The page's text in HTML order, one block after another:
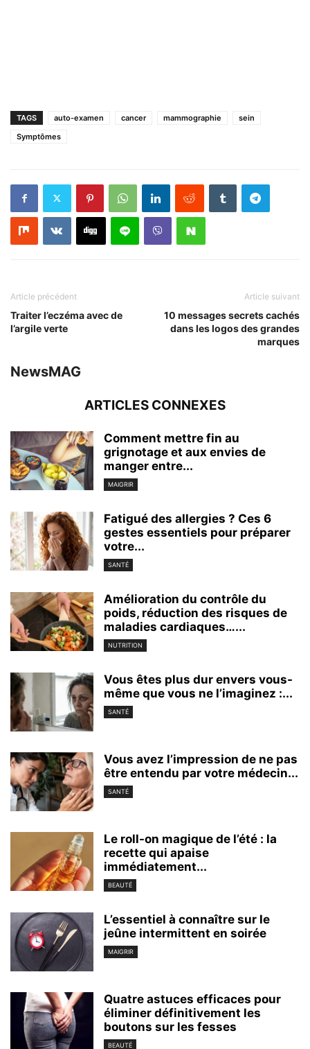
TAGS auto-examen cancer mammographie
sein
Symptômes
Article précédent
Traiter l’eczéma avec de
l’argile verte
Article suivant
10 messages secrets cachés
dans les logos des grandes
marques
NewsMAG
ARTICLES CONNEXES
Comment mettre fin au
grignotage et aux envies de
manger entre...
MAIGRIR
Fatigué des allergies ? Ces 6
gestes essentiels pour préparer
votre...
SANTÉ
Amélioration du contrôle du
poids, réduction des risques de
maladies cardiaques…...
NUTRITION
Vous êtes plus dur envers vous-
même que vous ne l’imaginez :...
SANTÉ
Vous avez l’impression de ne pas
être entendu par votre médecin...
SANTÉ
Le roll-on magique de l’été : la
recette qui apaise
immédiatement...
BEAUTÉ
L’essentiel à connaître sur le
jeûne intermittent en soirée
MAIGRIR
Quatre astuces efficaces pour
éliminer définitivement les
boutons sur les fesses
BEAUTÉ